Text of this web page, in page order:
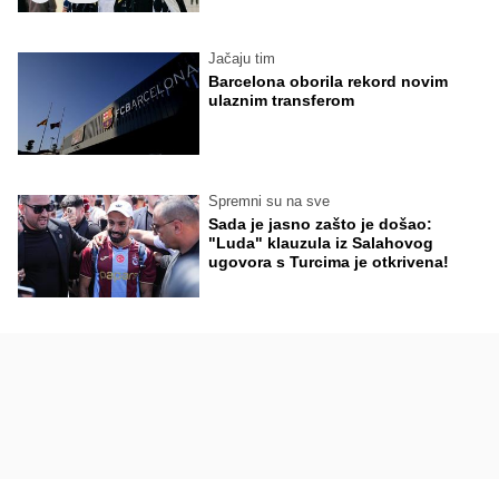
Jačaju tim
Barcelona oborila rekord novim
ulaznim transferom
Spremni su na sve
Sada je jasno zašto je došao:
"Luda" klauzula iz Salahovog
ugovora s Turcima je otkrivena!